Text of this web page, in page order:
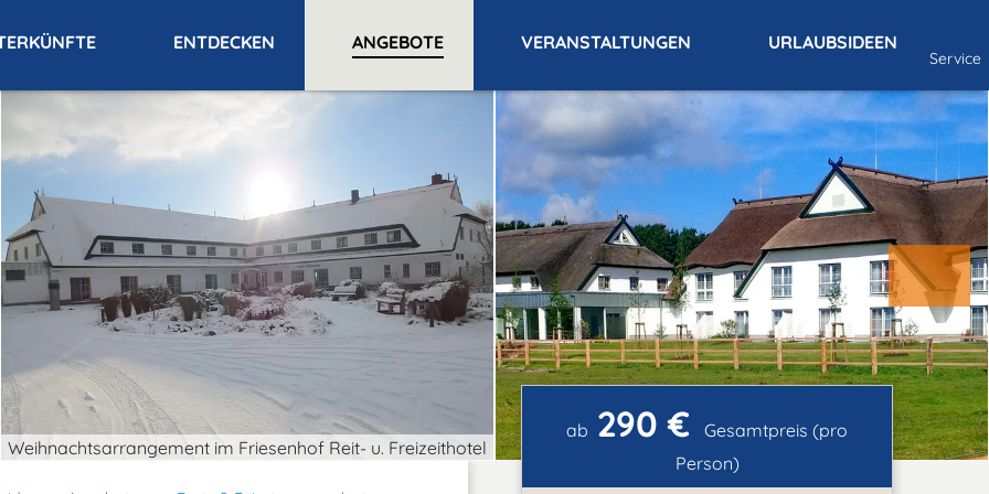
ENTDECKEN ANGEBOTE VERANSTALTUNGEN URLAUBSIDEEN
Service
Weihnachtsarrangement im Friesenhof Reit- u. Freizeithotel
ab 290 €
Gesamtpreis (pro
Person)